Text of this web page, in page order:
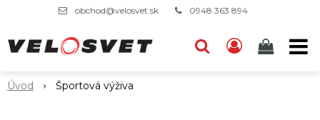
obchod@velosvet.sk 0948 363 894
Úvod Športová výživa